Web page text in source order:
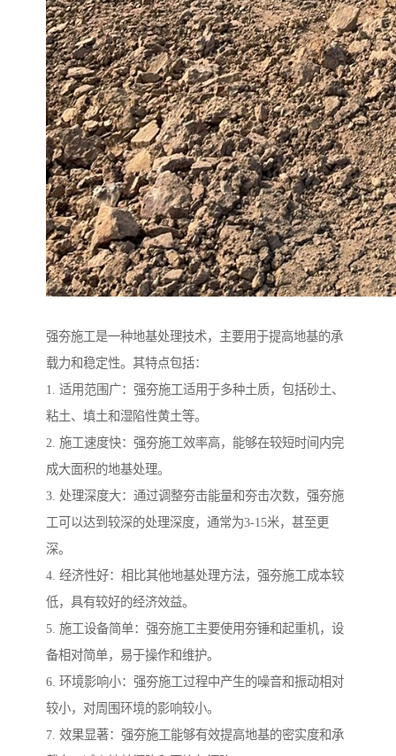
强夯施工是一种地基处理技术，主要用于提高地基的承
载力和稳定性。其特点包括：
1. 适用范围广：强夯施工适用于多种土质，包括砂土、
粘土、填土和湿陷性黄土等。
2. 施工速度快：强夯施工效率高，能够在较短时间内完
成大面积的地基处理。
3. 处理深度大：通过调整夯击能量和夯击次数，强夯施
工可以达到较深的处理深度，通常为3-15米，甚至更
深。
4. 经济性好：相比其他地基处理方法，强夯施工成本较
低，具有较好的经济效益。
5. 施工设备简单：强夯施工主要使用夯锤和起重机，设
备相对简单，易于操作和维护。
6. 环境影响小：强夯施工过程中产生的噪音和振动相对
较小，对周围环境的影响较小。
7. 效果显著：强夯施工能够有效提高地基的密实度和承